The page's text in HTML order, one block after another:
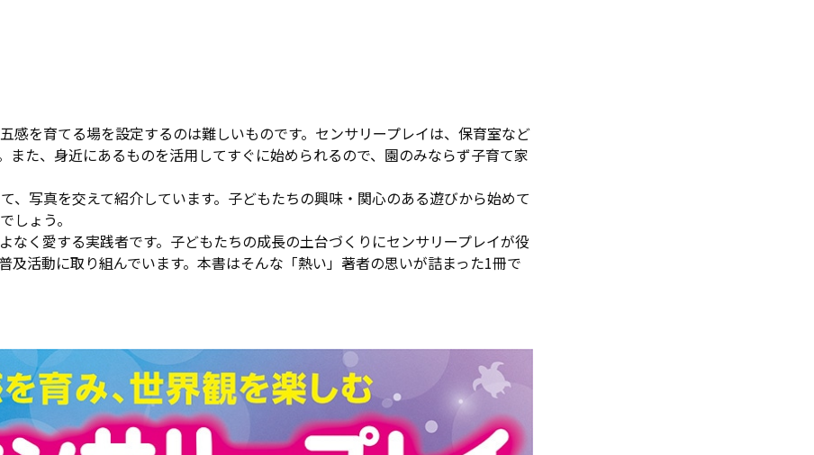
を育てる場を設定するのは難しいものです。センサリープレイは、保育室など
また、身近にあるものを活用してすぐに始められるので、園のみならず子育て家
写真を交えて紹介しています。子どもたちの興味・関心のある遊びから始めて
しょう。
く愛する実践者です。子どもたちの成長の土台づくりにセンサリープレイが役
活動に取り組んでいます。本書はそんな「熱い」著者の思いが詰まった1冊で